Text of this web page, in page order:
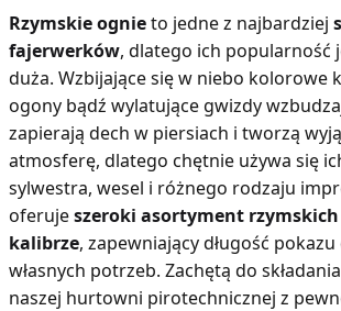
Rzymskie ognieto jedne z najbardziej
fajerwerków, dlatego ich popularność
duża. Wzbijające się w niebo kolorowe
ogony bądź wylatujące gwizdy
zapierają dech w piersiach i tworzą
atmosferę, dlatego chętnie używa się
sylwestra, wesel i różnego rodzaju
oferujeszeroki asortyment
kalibrze, zapewniający długość
własnych potrzeb. Zachętą do
naszej hurtowni pirotechnicznej z